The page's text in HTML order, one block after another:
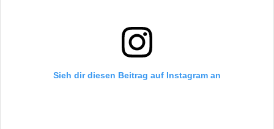
Sieh dir diesen Beitrag auf Instagram an